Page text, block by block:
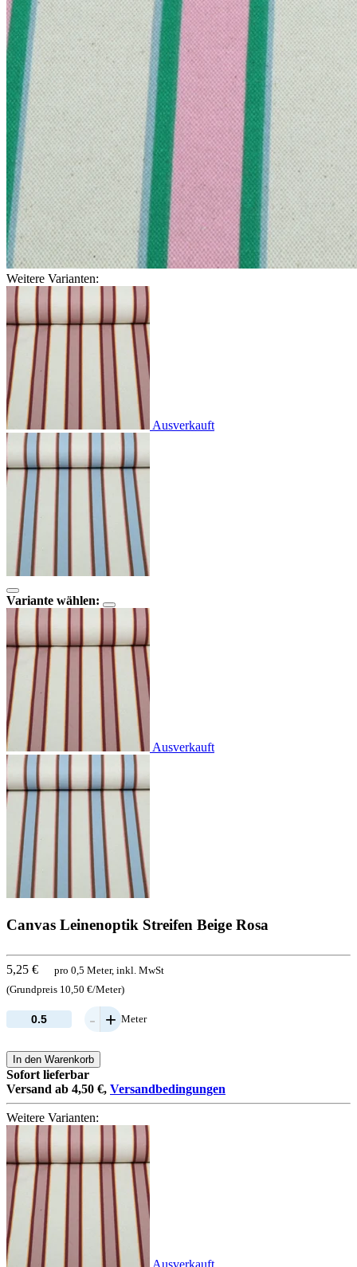
Weitere Varianten:
Ausverkauft
Variante wählen:
Ausverkauft
Canvas Leinenoptik Streifen Beige Rosa
5,25 €
pro 0,5 Meter, inkl. MwSt
(Grundpreis 10,50 €/Meter)
- + Meter
In den Warenkorb
Sofort lieferbar
Versand ab 4,50 €, Versandbedingungen
Weitere Varianten: